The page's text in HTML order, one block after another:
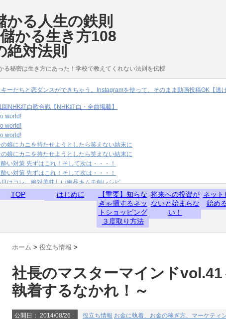
かる人生の鉄則
かる生き方108
絶対法則
る秘密は生き方にあった！学校で教えてくれない法則を伝授
キーたちと恋ダンスができちゃう。Instagramを使って、そのまま動画投稿OK【逃
回NHK紅白歌合戦【NHK紅白・全曲掲載】
world!
world!
world!
の娘にカニを持たせようとしたら笑えない結末に
の娘にカニを持たせようとしたら笑えない結末に
い対策 先ずはこれ！そして次は・・・！
い対策 先ずはこれ！そして次は・・・！
はコレ。絶対美味しい絶品キムチ鍋レシピ
by livedoor 相互RSS
TOP はじめに
【重要】知らな
きゃ損するネッ
トショッピング
３度取り方法
将来への投資が
ないと始まらな
い！
ネット
始め
ホーム > 役立ち情報 >
社長のマスターマインドvol.41
執着するなかれ！～
公開日： 2014/08/26 : 役立ち情報 お金に執着、お金の稼ぎ方、マーケティ